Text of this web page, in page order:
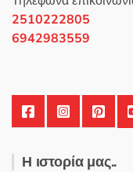
2510222805
6942983559
Η ιστορία μας..